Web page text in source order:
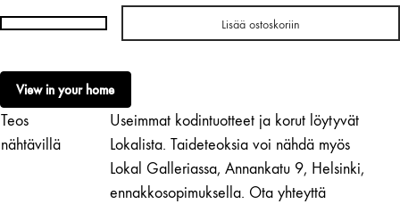
Milla
|
Stabile
No.
108
Lisää ostoskoriin
View in your home
Teos
nähtävillä
Useimmat kodintuotteet ja korut löytyvät
Lokalista. Taideteoksia voi nähdä myös
Lokal Galleriassa, Annankatu 9, Helsinki,
ennakkosopimuksella. Ota yhteyttä